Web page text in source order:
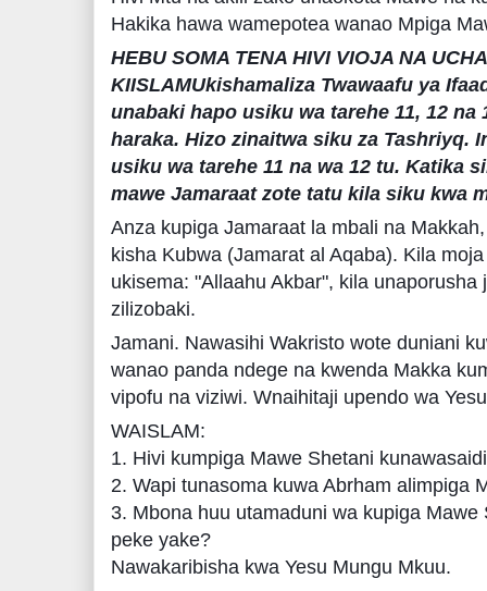
Hakika hawa wamepotea wanao Mpiga
HEBU SOMA TENA HIVI VIOJA NA
KIISLAMUkishamaliza Twawaafu ya
unabaki hapo usiku wa tarehe 11, 12 na
haraka. Hizo zinaitwa siku za Tashriyq.
usiku wa tarehe 11 na wa 12 tu. Katika
mawe Jamaraat zote tatu kila siku kwa
Anza kupiga Jamaraat la mbali na
kisha Kubwa (Jamarat al Aqaba). Kila
ukisema: "Allaahu Akbar", kila
zilizobaki.
Jamani. Nawasihi Wakristo wote duniani
wanao panda ndege na kwenda Makka
vipofu na viziwi. Wnaihitaji upendo wa
WAISLAM:
1. Hivi kumpiga Mawe Shetani
2. Wapi tunasoma kuwa Abrham alimpiga
3. Mbona huu utamaduni wa kupiga
peke yake?
Nawakaribisha kwa Yesu Mungu Mkuu.